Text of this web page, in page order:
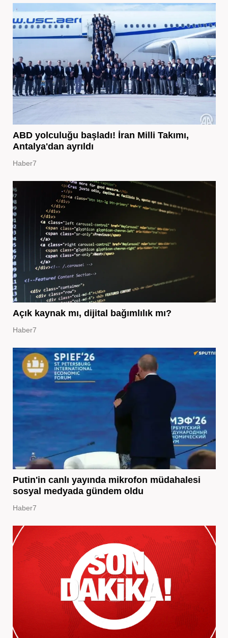
ABD yolculuğu başladı! İran Milli Takımı,
Antalya'dan ayrıldı
Haber7
Açık kaynak mı, dijital bağımlılık mı?
Haber7
Putin'in canlı yayında mikrofon müdahalesi
sosyal medyada gündem oldu
Haber7